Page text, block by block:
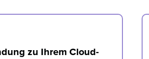
zu Ihrem Cloud-